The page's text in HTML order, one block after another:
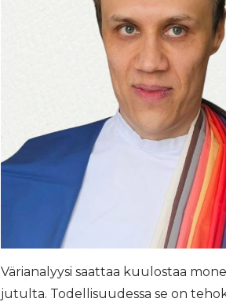
Värianalyysi saattaa kuulostaa
jutulta. Todellisuudessa se on